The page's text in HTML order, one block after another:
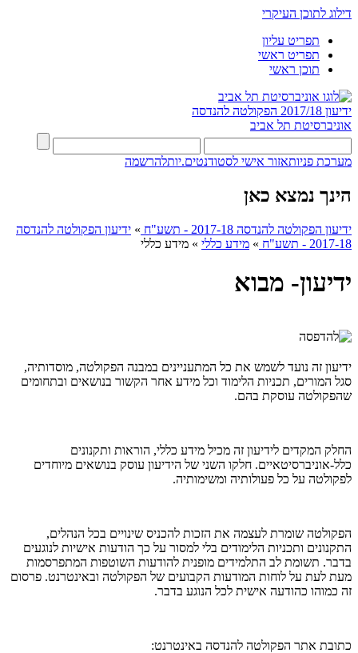
דילוג לתוכן העיקרי
תפריט עליון
תפריט ראשי
תוכן ראשי
ידיעון 2017/18
הפקולטה להנדסה
אוניברסיטת תל אביב
מערכת פניותאזור אישי לסטודנטים.יותלהרשמה
הינך נמצא כאן
ידיעון הפקולטה להנדסה 2017-18 - תשע"ח » ידיעון הפקולטה להנדסה
2017-18 - תשע"ח
» מידע כללי » מידע כללי
ידיעון- מבוא
ידיעון זה נועד לשמש את כל המתעניינים במבנה הפקולטה, מוסדותיה,
סגל המורים, תכניות הלימוד וכל מידע אחר הקשור בנושאים ובתחומים
שהפקולטה עוסקת בהם.
החלק המקדים לידיעון זה מכיל מידע כללי, הוראות ותקנונים
כלל-אוניברסיטאיים. חלקו השני של הידיעון עוסק בנושאים מיוחדים
לפקולטה על כל פעולותיה ומשימותיה.
הפקולטה שומרת לעצמה את הזכות להכניס שינויים בכל הנהלים,
התקנונים ותכניות הלימודים בלי למסור על כך הודעות אישיות לנוגעים
בדבר. תשומת לב התלמידים מופנית להודעות השוטפות המתפרסמות
מעת לעת על לוחות המודעות הקבועים של הפקולטה ובאינטרנט. פרסום
זה כמוהו כהודעה אישית לכל הנוגע בדבר.
כתובת אתר הפקולטה להנדסה באינטרנט: